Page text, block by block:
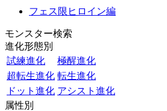
フェス限ヒロイン編
モンスター検索
進化形態別
試練進化
極醒進化
超転生進化 転生進化
ドット進化 アシスト進化
属性別